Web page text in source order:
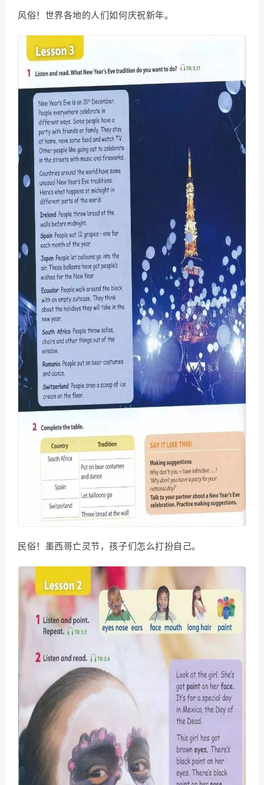
风俗！世界各地的人们如何庆祝新年。
民俗！墨西哥亡灵节，孩子们怎么打扮自己。